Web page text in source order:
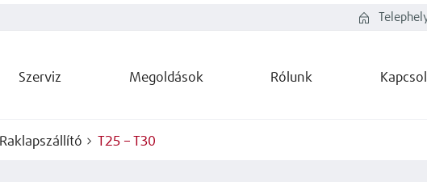
Szerviz Megoldások Rólunk
Raklapszállító T25 – T30